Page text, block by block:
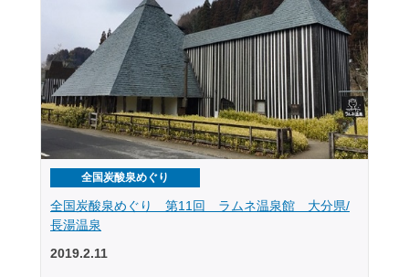
全国炭酸泉めぐり
全国炭酸泉めぐり 第11回 ラムネ温泉館 大分県/
長湯温泉
2019.2.11